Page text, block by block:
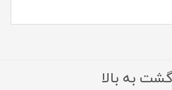
به بالا